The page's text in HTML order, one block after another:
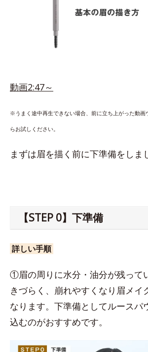
動画2:47～
※うまく途中再生できない場合、前に立ち上がった動画
らお試しください。
まずは眉を描く前に下準備をしま
【STEP 0】下準備
詳しい手順
①眉の周りに水分・油分が残って
きづらく、崩れやすくなり眉メイ
なります。下準備としてルースパ
込むのがおすすめです。